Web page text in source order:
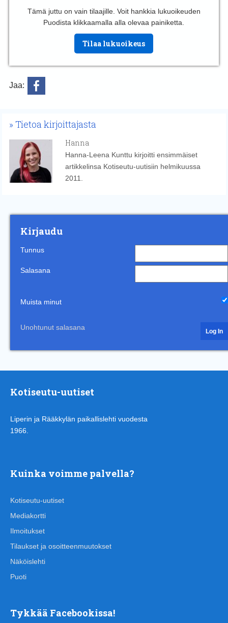
Tämä juttu on vain tilaajille. Voit hankkia lukuoikeuden
Puodista klikkaamalla alla olevaa painiketta.
Tilaa lukuoikeus
Jaa:
Tietoa kirjoittajasta
Hanna
Hanna-Leena Kunttu kirjoitti ensimmäiset
artikkelinsa Kotiseutu-uutisiin helmikuussa
2011.
Kirjaudu
Tunnus
Salasana
Muista minut
Unohtunut salasana
Kotiseutu-uutiset
Liperin ja Rääkkylän paikallislehti vuodesta
1966.
Kuinka voimme palvella?
Kotiseutu-uutiset
Mediakortti
Ilmoitukset
Tilaukset ja osoitteenmuutokset
Näköislehti
Puoti
Tykkää Facebookissa!